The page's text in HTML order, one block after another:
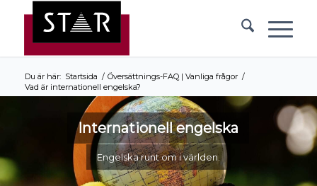
Du är här: Startsida / Översättnings-FAQ | Vanliga frågor /
Vad är internationell engelska?
Internationell engelska
Engelska runt om i världen.